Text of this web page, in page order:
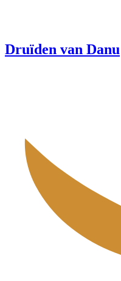
Druïden van Danu